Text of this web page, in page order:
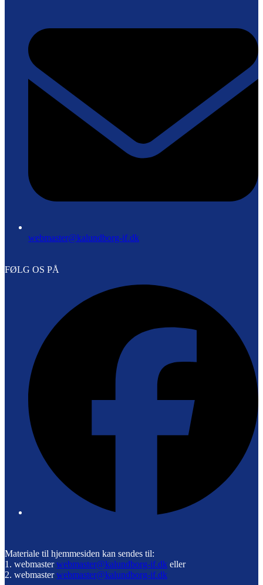
webmaster@kalundborg-if.dk
FØLG OS PÅ
Materiale til hjemmesiden kan sendes til:
1. webmasterwebmaster@kalundborg-if.dk eller
2. webmasterwebmaster@kalundborg-if.dk